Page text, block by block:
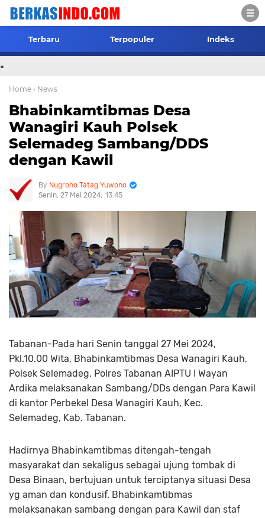
Terbaru Terpopuler Indeks
.
Home › News
Bhabinkamtibmas Desa
Wanagiri Kauh Polsek
Selemadeg Sambang/DDS
dengan Kawil
Nugroho Tatag Yuwono
Senin, 27 Mei 2024 13.45
Tabanan-Pada hari Senin tanggal 27 Mei 2024,
Pkl.10.00 Wita, Bhabinkamtibmas Desa Wanagiri Kauh,
Polsek Selemadeg, Polres Tabanan AIPTU I Wayan
Ardika melaksanakan Sambang/DDs dengan Para Kawil
di kantor Perbekel Desa Wanagiri Kauh, Kec.
Selemadeg, Kab. Tabanan.
Hadirnya Bhabinkamtibmas ditengah-tengah
masyarakat dan sekaligus sebagai ujung tombak di
Desa Binaan, bertujuan untuk terciptanya situasi Desa
yg aman dan kondusif. Bhabinkamtibmas
melaksanakan sambang dengan para Kawil dan staf